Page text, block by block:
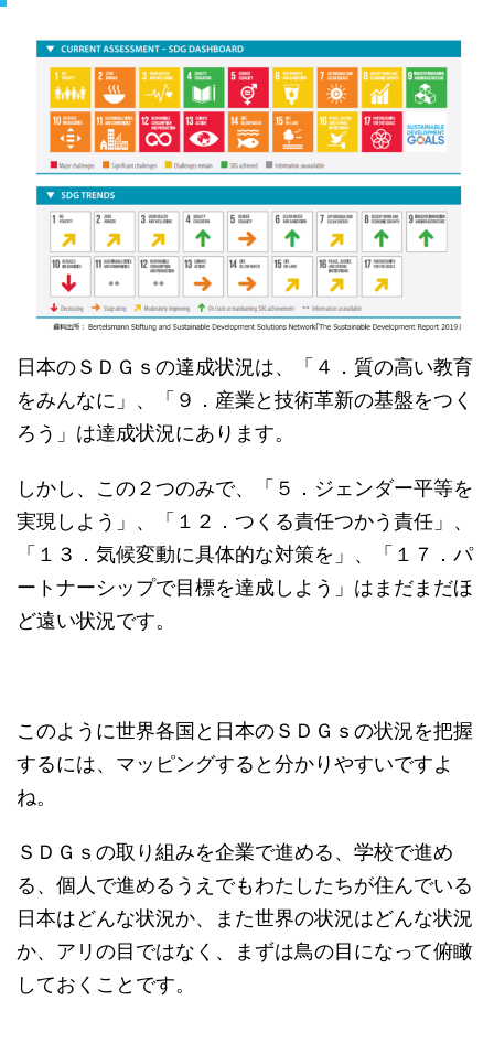
日本のＳＤＧｓの達成状況は、「４．質の高い教育
をみんなに」、「９．産業と技術革新の基盤をつく
ろう」は達成状況にあります。
しかし、この２つのみで、「５．ジェンダー平等を
実現しよう」、「１２．つくる責任つかう責任」、
「１３．気候変動に具体的な対策を」、「１７．パ
ートナーシップで目標を達成しよう」はまだまだほ
ど遠い状況です。
このように世界各国と日本のＳＤＧｓの状況を把握
するには、マッピングすると分かりやすいですよ
ね。
ＳＤＧｓの取り組みを企業で進める、学校で進め
る、個人で進めるうえでもわたしたちが住んでいる
日本はどんな状況か、また世界の状況はどんな状況
か、アリの目ではなく、まずは鳥の目になって俯瞰
しておくことです。